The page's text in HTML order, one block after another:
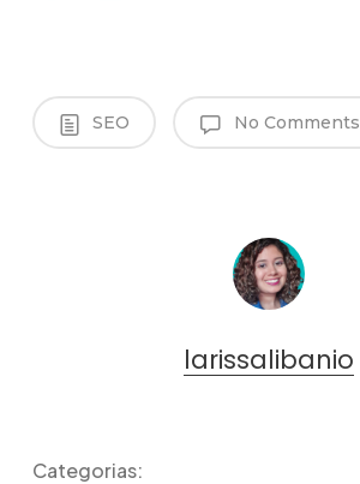
SEO No Comments
larissalibanio
Categorias: